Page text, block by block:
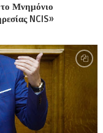
Μνημόνιο
NCIS»